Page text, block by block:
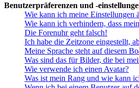
Benutzerpräferenzen und -
Wie kann ich meine Einstellungen
Wie kann ich verhindern, dass
Die Forenuhr geht falsch!
Ich habe die Zeitzone eingestellt,
Meine Sprache steht auf diesem
Was sind das für Bilder, die bei
Wie verwende ich einen Avatar?
Was ist mein Rang und wie kann